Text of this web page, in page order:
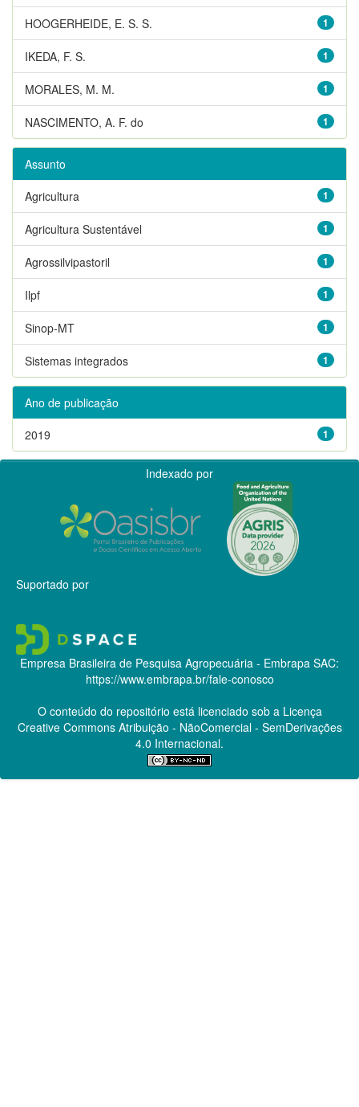
1
HOOGERHEIDE, E. S. S.
1
IKEDA, F. S.
1
MORALES, M. M.
1
NASCIMENTO, A. F. do
Assunto
1
Agricultura
1
Agricultura Sustentável
1
Agrossilvipastoril
1
Ilpf
1
Sinop-MT
1
Sistemas integrados
Ano de publicação
1
2019
Indexado por
Suportado por
Empresa Brasileira de Pesquisa Agropecuária - Embrapa SAC:
https://www.embrapa.br/fale-conosco
O conteúdo do repositório está licenciado sob a Licença
Creative CommonsAtribuição - NãoComercial - SemDerivações
4.0 Internacional.